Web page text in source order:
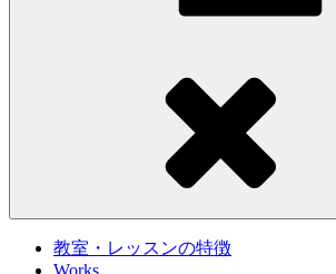
教室・レッスンの特徴
Works